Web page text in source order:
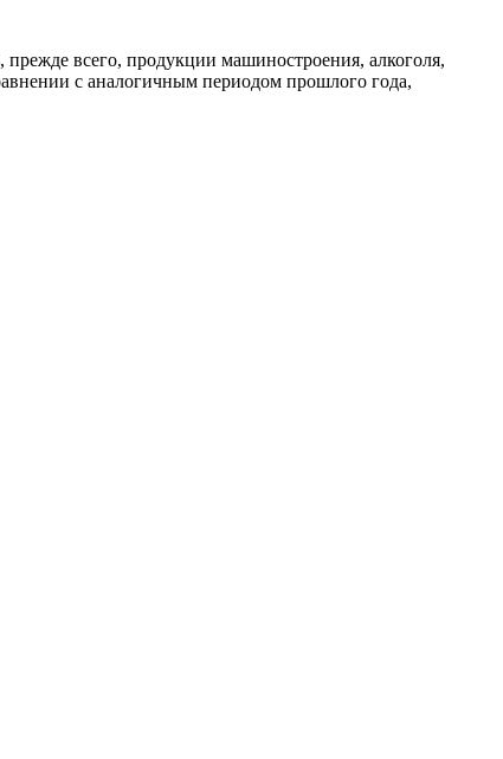
всего, продукции машиностроения, алкоголя,
с аналогичным периодом прошлого года,